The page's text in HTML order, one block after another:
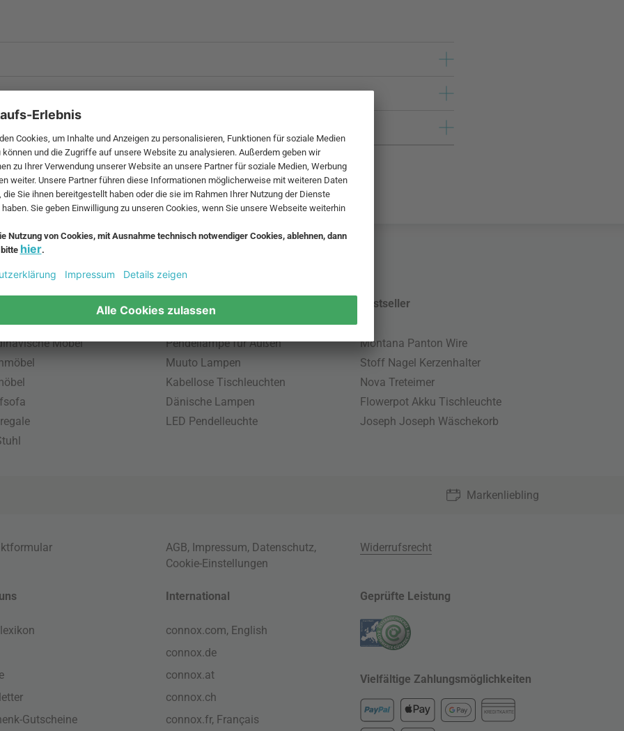
und zzgl.
Möbel
Beliebte Leuchten
Pendellampe für Außen
Muuto Lampen
Kabellose Tischleuchten
Dänische Lampen
LED Pendelleuchte
Bestseller
Montana Panton Wire
Stoff Nagel Kerzenhalter
Nova Treteimer
Flowerpot Akku Tischleuchte
Joseph Joseph Wäschekorb
Markenliebling
AGB, Impressum, Datenschutz,
Cookie-Einstellungen
Widerrufsrecht
Gutscheine
International
connox.com, English
connox.de
connox.at
connox.ch
connox.fr, Français
Geprüfte Leistung
Vielfältige Zahlungsmöglichkeiten
KREDITKARTE